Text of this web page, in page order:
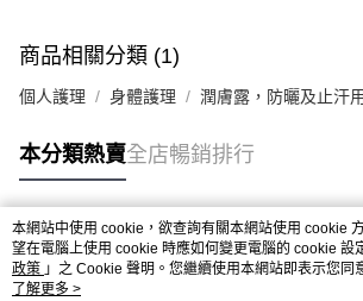
每筆HK$50.00，滿HK$200.00或以上免運費
UNY 門市自取
商品相關分類 (1)
個人護理 身體護理 潤膚露，防曬及止汗
本分類熱賣全店暢銷排行
熱門標籤
熱銷排行
本網站中使用 cookie，欲查詢有關本網站使用 cookie
望在電腦上使用 cookie 時應如何變更電腦的 cookie 設
政策 」之 Cookie 聲明。您繼續使用本網站即表示您同
條款之 Cookie 聲明使用 cookie。
了解更多 >